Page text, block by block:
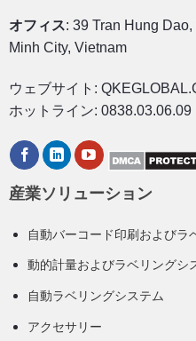
オフィス: 39 Tran Hung
Minh City, Vietnam
ウェブサイト:
ホットライン: 0838.03.06.09
産業ソリューション
自動バーコード印刷およびラ
動的計量およびラベリングシ
自動ラベリングシステム
アクセサリー